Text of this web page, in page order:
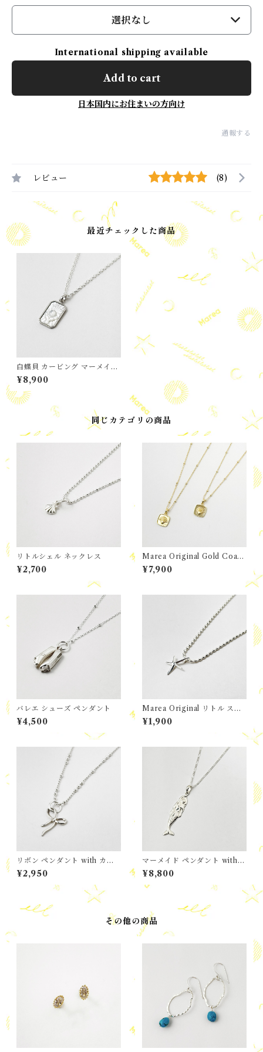
選択なし
International shipping available
Add to cart
日本国内にお住まいの方向け
通報する
レビュー (8)
最近チェックした商品
白蝶貝 カービング マーメイド
テイル アンド サン トップ
¥8,900
同じカテゴリの商品
リトルシェル ネックレス
¥2,700
Marea Original Gold Coati
ng エナメル / Gold スクエア
プレート シェル トップ
¥7,900
バレエ シューズ ペンダント
¥4,500
Marea Original リトル スタ
ーフィッシュ ペンダント
¥1,900
リボン ペンダント with カッ
トビーズチェーン
¥2,950
マーメイド ペンダント with
Marea チェーン
¥8,800
その他の商品